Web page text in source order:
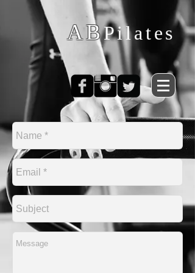
ABPilates